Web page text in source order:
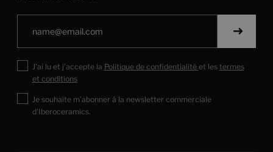
J’ai lu et j’accepte la Politique de confidentialité et les termes
et conditions
Je souhaite m’abonner à la newsletter commerciale
d’Iberoceramics.